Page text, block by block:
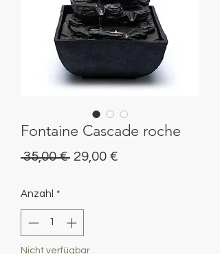
Fontaine Cascade roche
35,00 € Standardpreis
29,00 €Sale-
Anzahl *
Nicht verfügbar